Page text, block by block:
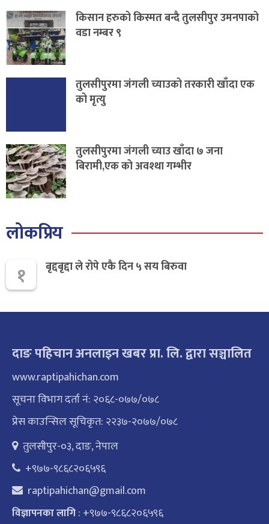
किसान हरुको किस्मत बन्दै तुलसीपुर उमनपाको
वडा नम्बर ९
तुलसीपुरमा जंगली च्याउको तरकारी खाँदा एक
को मृत्यु
तुलसीपुरमा जंगली च्याउ खाँदा ७ जना
बिरामी,एक को अवश्था गम्भीर
लोकप्रिय
१
बृद्दबृद्दा ले रोपे एकै दिन ५ सय बिरुवा
दाङ पहिचान अनलाइन खबर प्रा. लि. द्वारा सञ्चालित
www.raptipahichan.com
सूचना विभाग दर्ता नं: २०६८-०७७/०७८
प्रेस काउन्सिल सूचिकृत: २२३७-२०७७/०७८
तुलसीपुर-०३, दाङ, नेपाल
+९७७-९८६८२०६५९६
raptipahichan@gmail.com
विज्ञापनका लागि: +९७७-९८६८२०६५९६